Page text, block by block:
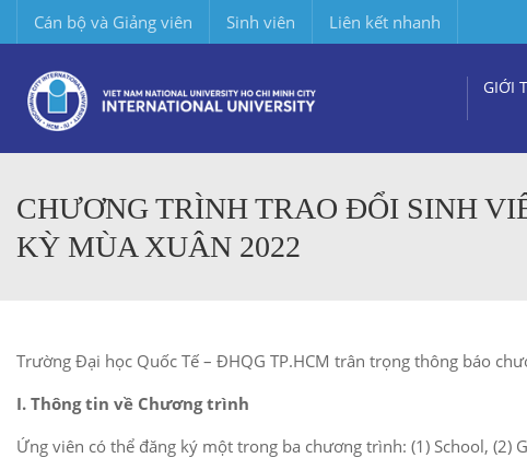
Cán bộ và Giảng viên Sinh viên Liên kết nhanh
GIỚI
CHƯƠNG TRÌNH TRAO ĐỔI SINH
KỲ MÙA XUÂN 2022
Trường Đại học Quốc Tế – ĐHQG TP.HCM trân trọng thông báo
I. Thông tin về Chương trình
Ứng viên có thể đăng ký một trong ba chương trình: (1) School, (2)